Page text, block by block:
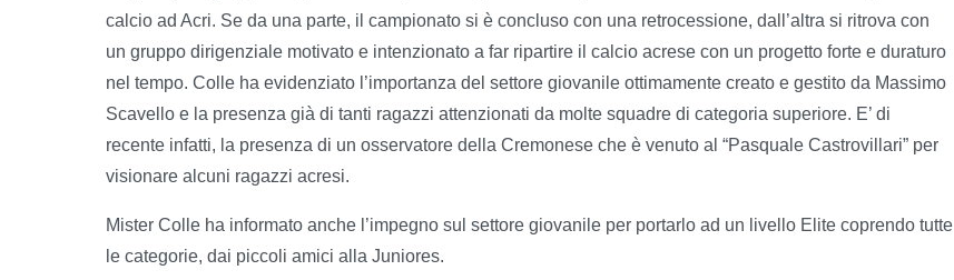
calcio ad Acri. Se da una parte, il campionato si è concluso con una retrocessione, dall’altra si ritrova con
un gruppo dirigenziale motivato e intenzionato a far ripartire il calcio acrese con un progetto forte e duraturo
nel tempo. Colle ha evidenziato l’importanza del settore giovanile ottimamente creato e gestito da Massimo
Scavello e la presenza già di tanti ragazzi attenzionati da molte squadre di categoria superiore. E’ di
recente infatti, la presenza di un osservatore della Cremonese che è venuto al “Pasquale Castrovillari” per
visionare alcuni ragazzi acresi.
Mister Colle ha informato anche l’impegno sul settore giovanile per portarlo ad un livello Elite coprendo tutte
le categorie, dai piccoli amici alla Juniores.